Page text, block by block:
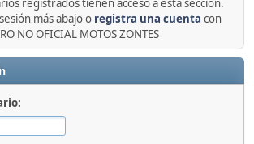
registrados tienen acceso a esta sección.
más abajo o registra una cuenta con
NO OFICIAL MOTOS ZONTES